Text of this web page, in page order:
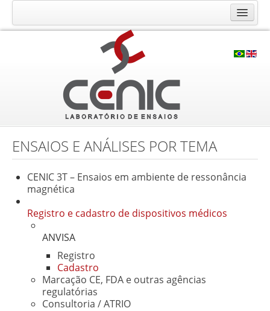
O Laboratório CENIC
Infraestrutura
Ensaios e Análises
Consultoria e Cursos
Contato
Trabalhe Conosco
Localização
ENSAIOS E ANÁLISES POR TEMA
CENIC 3T – Ensaios em ambiente de ressonância
magnética
Registro e cadastro de dispositivos médicos
ANVISA
Registro
Cadastro
Marcação CE, FDA e outras agências
regulatórias
Consultoria / ATRIO